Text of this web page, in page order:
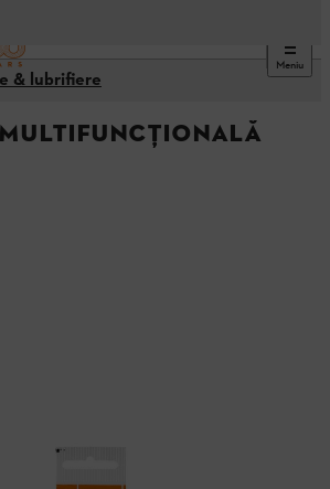
Meniu
& lubrifiere
multifuncţională